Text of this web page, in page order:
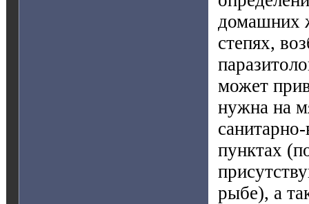
домашних
степях,
может
нужна на
пунктах
рыбе), а